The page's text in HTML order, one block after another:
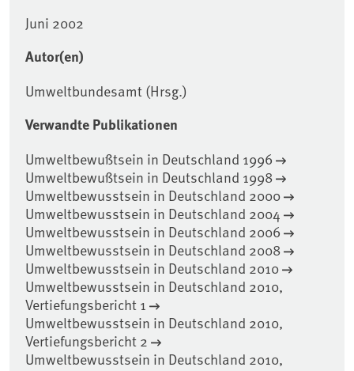
Juni 2002
Autor(en)
Umweltbundesamt (Hrsg.)
Verwandte Publikationen
Umweltbewußtsein in Deutschland 1996
Umweltbewußtsein in Deutschland 1998
Umweltbewusstsein in Deutschland 2000
Umweltbewusstsein in Deutschland 2004
Umweltbewusstsein in Deutschland 2006
Umweltbewusstsein in Deutschland 2008
Umweltbewusstsein in Deutschland 2010
Umweltbewusstsein in Deutschland 2010,
Vertiefungsbericht 1
Umweltbewusstsein in Deutschland 2010,
Vertiefungsbericht 2
Umweltbewusstsein in Deutschland 2010,